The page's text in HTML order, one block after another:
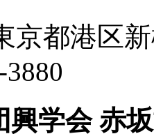
京都港区
興学会 赤